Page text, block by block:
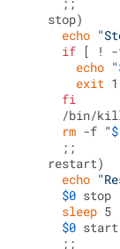
   stop)
echo
if [ ! -
echo "
exit 1
fi
/bin/
rm -f "
     ;;
   restart)
echo
$0 stop
sleep 5
$0 start
     ;;